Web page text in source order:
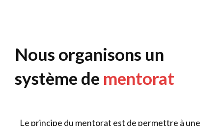
Nous organisons un
système de mentorat
Le principe du mentorat est de permettre à une